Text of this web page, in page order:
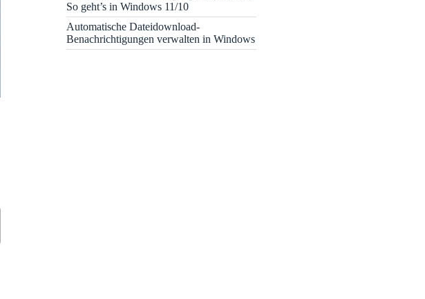
So geht’s in Windows 11/10
Automatische Dateidownload-
Benachrichtigungen verwalten in Windows